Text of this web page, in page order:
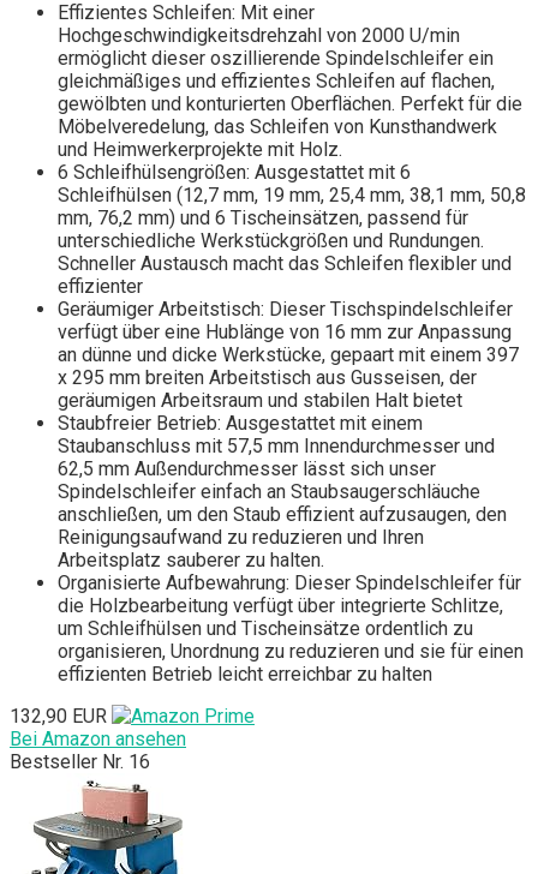
Effizientes Schleifen: Mit einer
Hochgeschwindigkeitsdrehzahl von 2000 U/min
ermöglicht dieser oszillierende Spindelschleifer ein
gleichmäßiges und effizientes Schleifen auf flachen,
gewölbten und konturierten Oberflächen. Perfekt für die
Möbelveredelung, das Schleifen von Kunsthandwerk
und Heimwerkerprojekte mit Holz.
6 Schleifhülsengrößen: Ausgestattet mit 6
Schleifhülsen (12,7 mm, 19 mm, 25,4 mm, 38,1 mm, 50,8
mm, 76,2 mm) und 6 Tischeinsätzen, passend für
unterschiedliche Werkstückgrößen und Rundungen.
Schneller Austausch macht das Schleifen flexibler und
effizienter
Geräumiger Arbeitstisch: Dieser Tischspindelschleifer
verfügt über eine Hublänge von 16 mm zur Anpassung
an dünne und dicke Werkstücke, gepaart mit einem 397
x 295 mm breiten Arbeitstisch aus Gusseisen, der
geräumigen Arbeitsraum und stabilen Halt bietet
Staubfreier Betrieb: Ausgestattet mit einem
Staubanschluss mit 57,5 mm Innendurchmesser und
62,5 mm Außendurchmesser lässt sich unser
Spindelschleifer einfach an Staubsaugerschläuche
anschließen, um den Staub effizient aufzusaugen, den
Reinigungsaufwand zu reduzieren und Ihren
Arbeitsplatz sauberer zu halten.
Organisierte Aufbewahrung: Dieser Spindelschleifer für
die Holzbearbeitung verfügt über integrierte Schlitze,
um Schleifhülsen und Tischeinsätze ordentlich zu
organisieren, Unordnung zu reduzieren und sie für einen
effizienten Betrieb leicht erreichbar zu halten
132,90 EUR
Bei Amazon ansehen
Bestseller Nr. 16